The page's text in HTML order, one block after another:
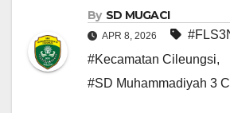
By SD MUGACI
APR 8, 2026
#Kecamatan Cileungsi,
#SD Muhammadiyah 3